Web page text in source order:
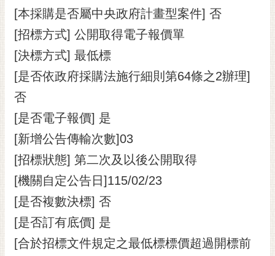
安
全
政
策
網
站
資
料
開
放
宣
告
市
府
交
通
[本採購是否屬中央政府計畫型案件] 否
[招標方式] 公開取得電子報價單
[決標方式] 最低標
[是否依政府採購法施行細則第64條之2辦理]
否
[是否電子報價] 是
[新增公告傳輸次數]03
[招標狀態] 第二次及以後公開取得
[機關自定公告日]115/02/23
[是否複數決標] 否
[是否訂有底價] 是
[合於招標文件規定之最低標標價超過開標前